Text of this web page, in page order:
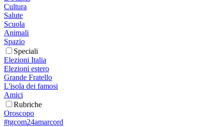
Cultura
Salute
Scuola
Animali
Spazio
Speciali
Elezioni Italia
Elezioni estero
Grande Fratello
L'isola dei famosi
Amici
Rubriche
Oroscopo
#tgcom24amarcord